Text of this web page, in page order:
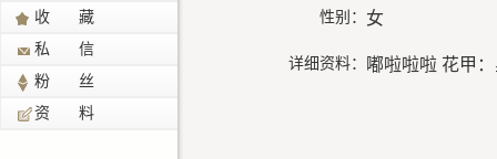
收 藏
私 信
粉 丝
资 料
性别： 女
详细资料： 嘟啦啦啦 花甲